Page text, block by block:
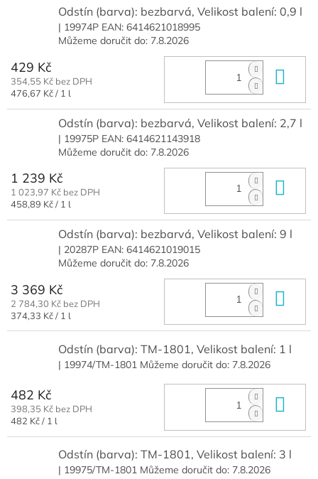
Odstín (barva): bezbarvá, Velikost balení: 0,9 l
| 19974P EAN: 6414621018995
Můžeme doručit do: 7.8.2026
429 Kč
354,55 Kč bez DPH
Měrná
476,67 Kč / 1 l
Odstín (barva): bezbarvá, Velikost balení: 2,7 l
| 19975P EAN: 6414621143918
Můžeme doručit do: 7.8.2026
1 239 Kč
1 023,97 Kč bez DPH
Měrná
458,89 Kč / 1 l
Odstín (barva): bezbarvá, Velikost balení: 9 l
| 20287P EAN: 6414621019015
Můžeme doručit do: 7.8.2026
3 369 Kč
2 784,30 Kč bez DPH
Měrná
cena:
374,33 Kč / 1 l
Odstín (barva): TM-1801, Velikost balení: 1 l
| 19974/TM-1801 Můžeme doručit do: 7.8.2026
482 Kč
398,35 Kč bez DPH
Měrná
482 Kč / 1 l
Odstín (barva): TM-1801, Velikost balení: 3 l
| 19975/TM-1801 Můžeme doručit do: 7.8.2026